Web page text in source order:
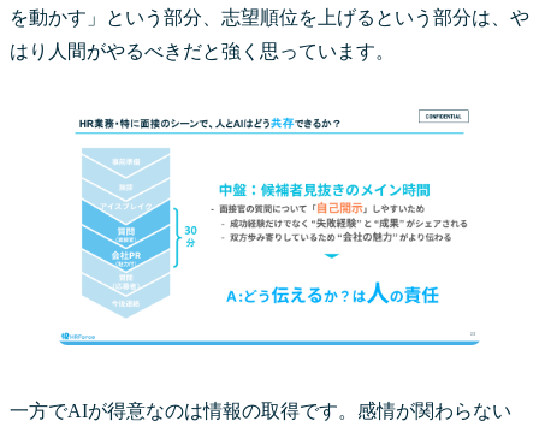
を動かす」という部分、志望順位を上げるという部分は、や
はり人間がやるべきだと強く思っています。
一方でAIが得意なのは情報の取得です。感情が関わらない